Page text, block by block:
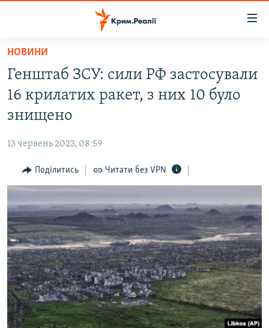
Перейти
основного
матеріалу
Перейти
до
основної
навігації
Перейти
до
ВІДЕО ТА ФОТО
БЛОГИ
ПОГЛЯД
ІНТЕРВ'Ю
ВСЕ ЗА ДЕНЬ
СПЕЦПРОЕКТИ
ДЕПОРТАЦІЯ
ВІДЕОУРОКИ «ELIFBE»
СВІДЧЕННЯ ОКУПАЦІЇ
УКРАЇНСЬКА ПРОБЛЕМА КРИМУ
ЯК ОБІЙТИ БЛОКУВАННЯ
Русский
Qırımtatar
НОВИНИ
Генштаб ЗСУ: сили РФ застосували
16 крилатих ракет, з них 10 було
знищено
13 червень 2023, 08:59
Поділитись Читати без VPN